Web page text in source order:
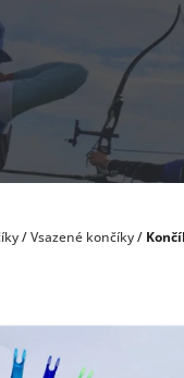
/Vsazené končíky/